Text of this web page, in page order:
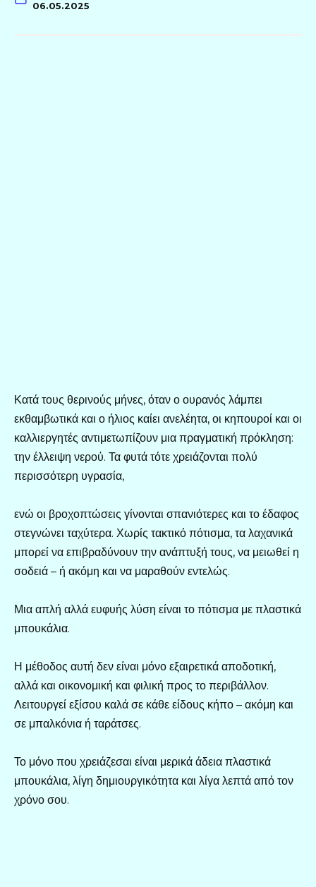
06.05.2025
Κατά τους θερινούς μήνες, όταν ο ουρανός λάμπει
εκθαμβωτικά και ο ήλιος καίει ανελέητα, οι κηπουροί και οι
καλλιεργητές αντιμετωπίζουν μια πραγματική πρόκληση:
την έλλειψη νερού. Τα φυτά τότε χρειάζονται πολύ
περισσότερη υγρασία,
ενώ οι βροχοπτώσεις γίνονται σπανιότερες και το έδαφος
στεγνώνει ταχύτερα. Χωρίς τακτικό πότισμα, τα λαχανικά
μπορεί να επιβραδύνουν την ανάπτυξή τους, να μειωθεί η
σοδειά – ή ακόμη και να μαραθούν εντελώς.
Μια απλή αλλά ευφυής λύση είναι το πότισμα με πλαστικά
μπουκάλια.
Η μέθοδος αυτή δεν είναι μόνο εξαιρετικά αποδοτική,
αλλά και οικονομική και φιλική προς το περιβάλλον.
Λειτουργεί εξίσου καλά σε κάθε είδους κήπο – ακόμη και
σε μπαλκόνια ή ταράτσες.
Το μόνο που χρειάζεσαι είναι μερικά άδεια πλαστικά
μπουκάλια, λίγη δημιουργικότητα και λίγα λεπτά από τον
χρόνο σου.